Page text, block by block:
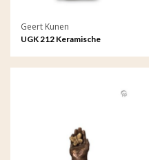
Geert Kunen
UGK 212 Keramische